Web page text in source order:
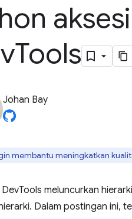
Tools
Johan Bay
membantu meningkatkan
meluncurkan
Dalam postingan ini,